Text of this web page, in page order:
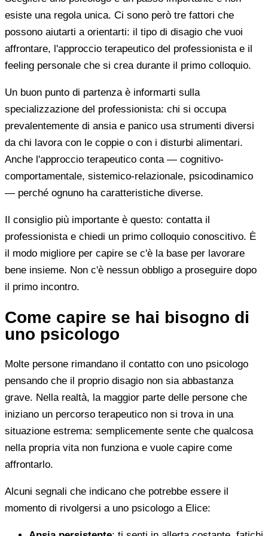
esiste una regola unica. Ci sono però tre fattori che
possono aiutarti a orientarti: il tipo di disagio che vuoi
affrontare, l'approccio terapeutico del professionista e il
feeling personale che si crea durante il primo colloquio.
Un buon punto di partenza è informarti sulla
specializzazione del professionista: chi si occupa
prevalentemente di ansia e panico usa strumenti diversi
da chi lavora con le coppie o con i disturbi alimentari.
Anche l'approccio terapeutico conta — cognitivo-
comportamentale, sistemico-relazionale, psicodinamico
— perché ognuno ha caratteristiche diverse.
Il consiglio più importante è questo: contatta il
professionista e chiedi un primo colloquio conoscitivo. È
il modo migliore per capire se c'è la base per lavorare
bene insieme. Non c'è nessun obbligo a proseguire dopo
il primo incontro.
Come capire se hai bisogno di
uno psicologo
Molte persone rimandano il contatto con uno psicologo
pensando che il proprio disagio non sia abbastanza
grave. Nella realtà, la maggior parte delle persone che
iniziano un percorso terapeutico non si trova in una
situazione estrema: semplicemente sente che qualcosa
nella propria vita non funziona e vuole capire come
affrontarlo.
Alcuni segnali che indicano che potrebbe essere il
momento di rivolgersi a uno psicologo a Elice: